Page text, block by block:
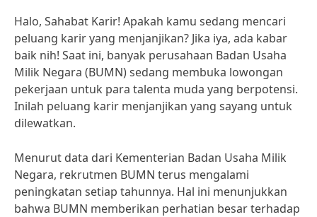
Halo, Sahabat Karir! Apakah kamu sedang mencari
peluang karir yang menjanjikan? Jika iya, ada kabar
baik nih! Saat ini, banyak perusahaan Badan Usaha
Milik Negara (BUMN) sedang membuka lowongan
pekerjaan untuk para talenta muda yang berpotensi.
Inilah peluang karir menjanjikan yang sayang untuk
dilewatkan.
Menurut data dari Kementerian Badan Usaha Milik
Negara, rekrutmen BUMN terus mengalami
peningkatan setiap tahunnya. Hal ini menunjukkan
bahwa BUMN memberikan perhatian besar terhadap